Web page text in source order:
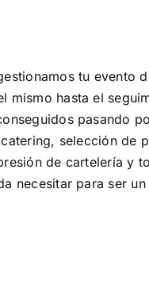
tu evento
mismo hasta el
pasando
selección de
de cartelería y
necesitar para ser